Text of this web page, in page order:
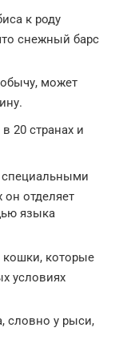
к роду
снежный барс
может
20 странах и
отделяет
языка
которые
условиях
словно у рыси,